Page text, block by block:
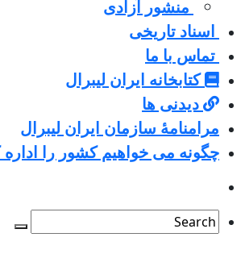
منشور آزادی
اسناد تاریخی
تماس با ما
کتابخانه ایران لیبرال
دیدنی ها
مرامنامۀ سازمان ایران لیبرال
چگونه می خواهیم کشور را اداره